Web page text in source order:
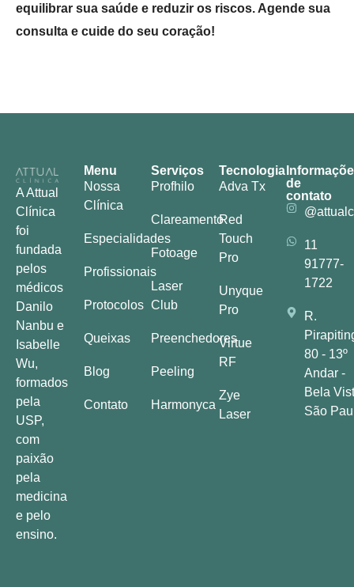
equilibrar sua saúde e reduzir os riscos. Agende sua
consulta e cuide do seu coração!
A Attual
Clínica
foi
fundada
pelos
médicos
Danilo
Nanbu e
Isabelle
Wu,
formados
pela
USP,
com
paixão
pela
medicina
e pelo
ensino.
Menu
Nossa
Clínica
Especialidades
Profissionais
Protocolos
Queixas
Blog
Contato
Serviços
Profhilo
Clareamento
Fotoage
Laser
Club
Preenchedores
Peeling
Harmonyca
Tecnologia
Adva Tx
Red
Touch
Pro
Unyque
Pro
Virtue
RF
Zye
Laser
de
contato
11
91777-
1722
R.
80 - 13º
Andar -
Bela
São